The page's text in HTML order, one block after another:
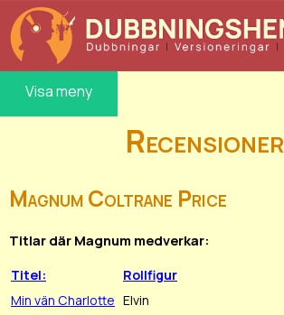
Visa meny
Recensioner
Magnum Coltrane Price
Titlar där Magnum medverkar:
Titel:
Rollfigur
Min vän Charlotte Elvin